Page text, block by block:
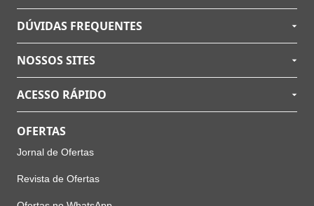
DÚVIDAS FREQUENTES
NOSSOS SITES
ACESSO RÁPIDO
OFERTAS
Jornal de Ofertas
Revista de Ofertas